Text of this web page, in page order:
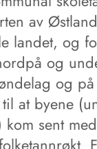
av
landet, og
og
og på
at byene
kom sent